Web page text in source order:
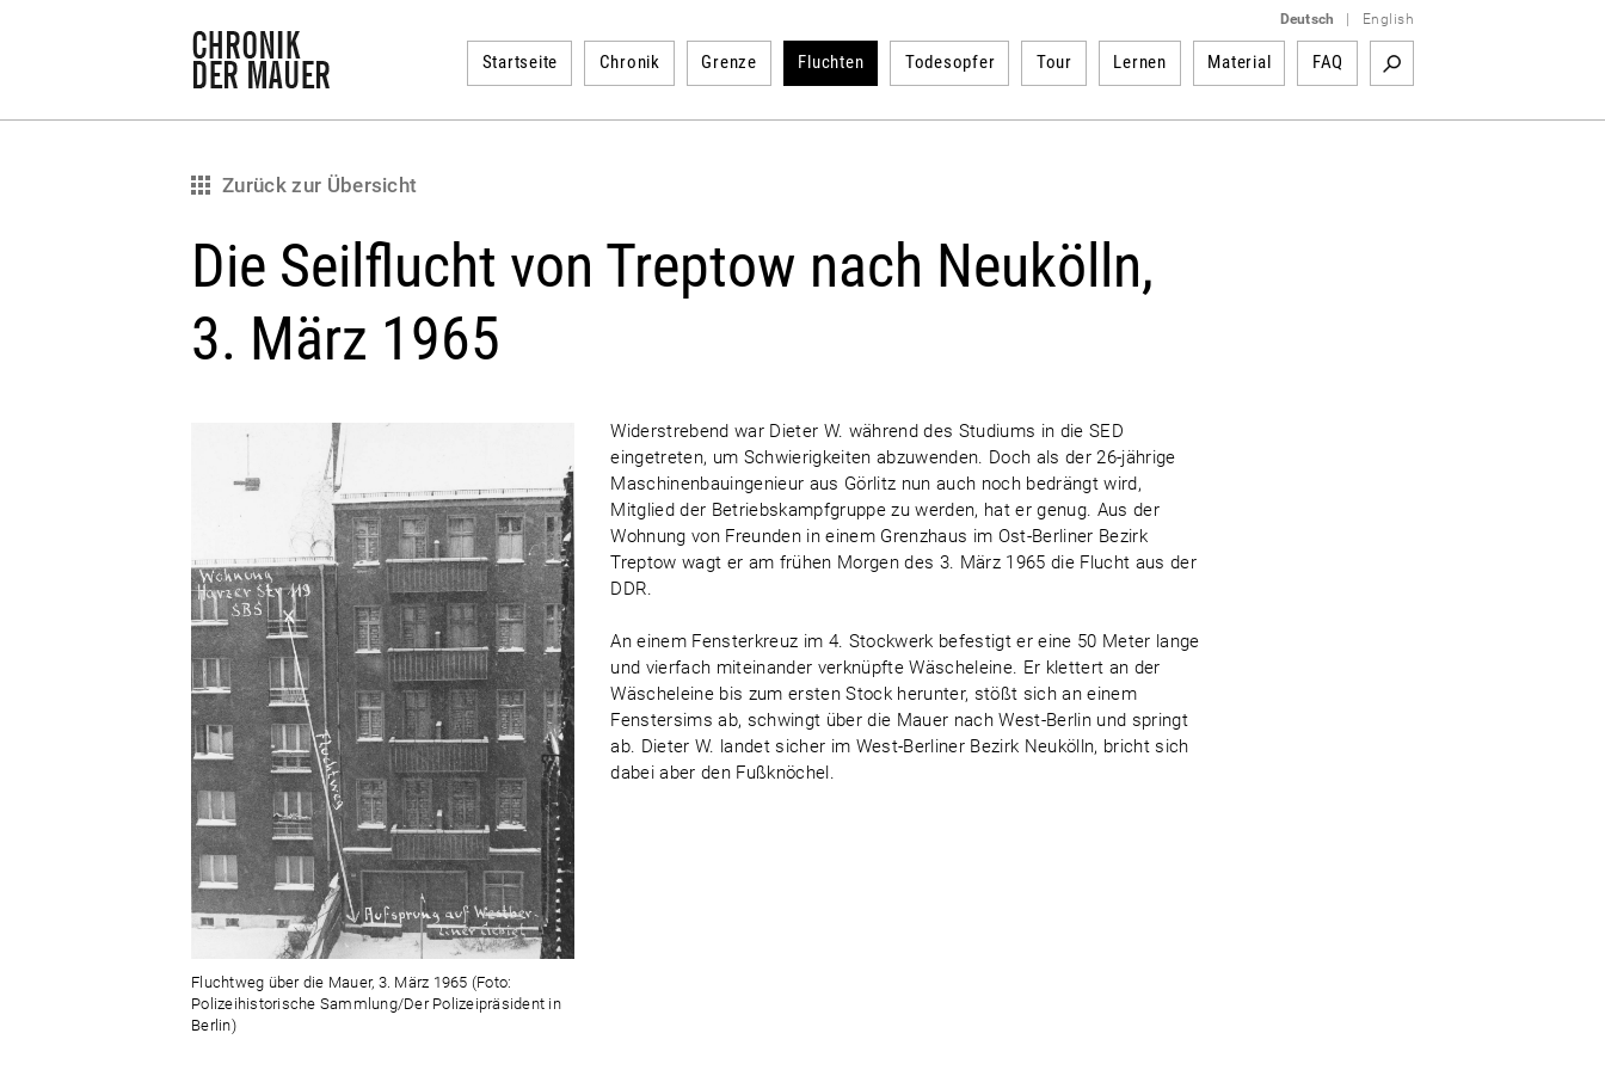
Deutsch English
Startseite Chronik Grenze Fluchten Todesopfer Tour Lernen Material FAQ
Zurück zur Übersicht
Die Seilflucht von Treptow nach Neukölln,
3. März 1965
Fluchtweg über die Mauer, 3. März 1965 (Foto:
Polizeihistorische Sammlung/Der Polizeipräsident in
Berlin)
Widerstrebend war Dieter W. während des Studiums in die SED
eingetreten, um Schwierigkeiten abzuwenden. Doch als der 26-jährige
Maschinenbauingenieur aus Görlitz nun auch noch bedrängt wird,
Mitglied der Betriebskampfgruppe zu werden, hat er genug. Aus der
Wohnung von Freunden in einem Grenzhaus im Ost-Berliner Bezirk
Treptow wagt er am frühen Morgen des 3. März 1965 die Flucht aus der
DDR.
An einem Fensterkreuz im 4. Stockwerk befestigt er eine 50 Meter lange
und vierfach miteinander verknüpfte Wäscheleine. Er klettert an der
Wäscheleine bis zum ersten Stock herunter, stößt sich an einem
Fenstersims ab, schwingt über die Mauer nach West-Berlin und springt
ab. Dieter W. landet sicher im West-Berliner Bezirk Neukölln, bricht sich
dabei aber den Fußknöchel.